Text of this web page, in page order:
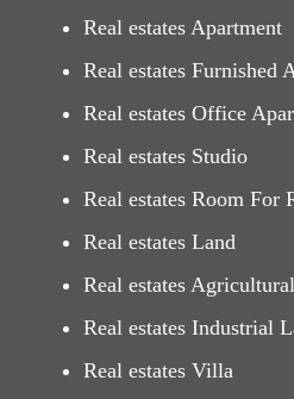
Real estates Apartment
Real estates Furnished
Real estates Office
Real estates Studio
Real estates Room For
Real estates Land
Real estates
Real estates Industrial
Real estates Villa